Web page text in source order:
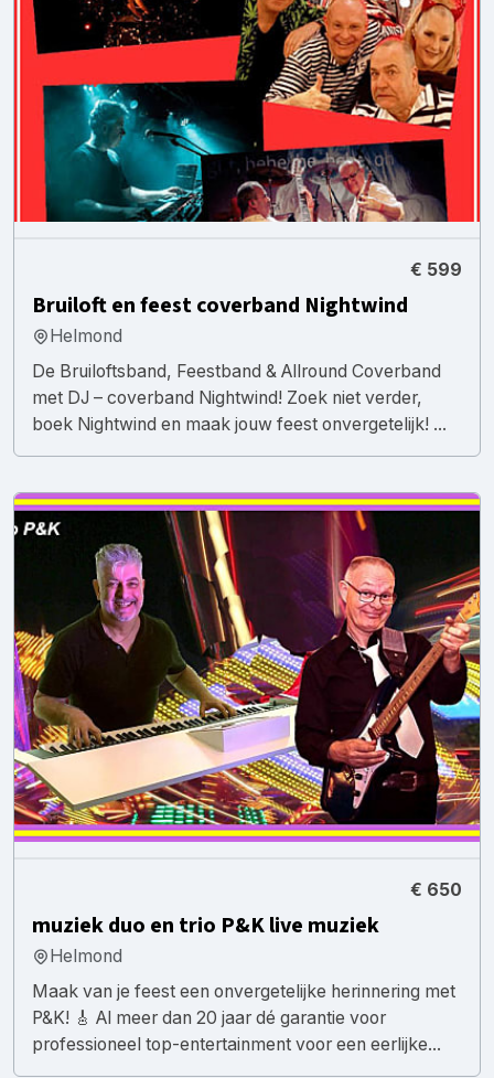
€ 599
Bruiloft en feest coverband Nightwind
Helmond
De Bruiloftsband, Feestband & Allround Coverband
met DJ – coverband Nightwind! Zoek niet verder,
boek Nightwind en maak jouw feest onvergetelijk! ...
€ 650
muziek duo en trio P&K live muziek
Helmond
Maak van je feest een onvergetelijke herinnering met
P&K! 🎸 Al meer dan 20 jaar dé garantie voor
professioneel top-entertainment voor een eerlijke...